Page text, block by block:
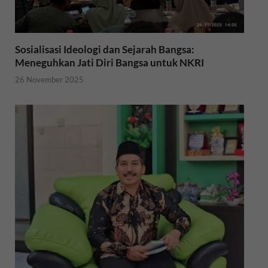
Sosialisasi Ideologi dan Sejarah Bangsa:
Meneguhkan Jati Diri Bangsa untuk NKRI
26 November 2025